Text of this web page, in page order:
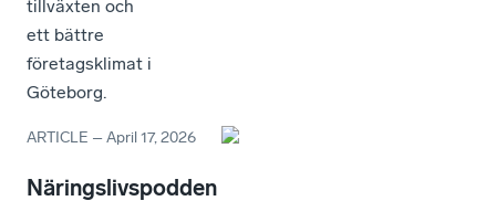
tillväxten och
ett bättre
företagsklimat i
Göteborg.
ARTICLE –April 17, 2026
Näringslivspodden